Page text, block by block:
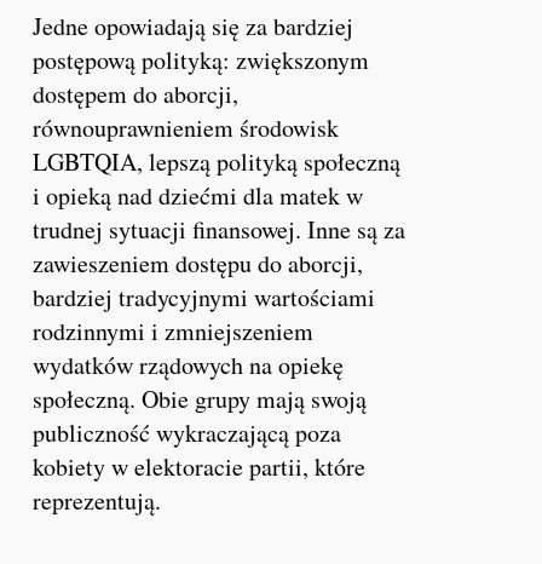
Jedne opowiadają się za bardziej
postępową polityką: zwiększonym
dostępem do aborcji,
równouprawnieniem środowisk
LGBTQIA, lepszą polityką społeczną
i opieką nad dziećmi dla matek w
trudnej sytuacji finansowej. Inne są za
zawieszeniem dostępu do aborcji,
bardziej tradycyjnymi wartościami
rodzinnymi i zmniejszeniem
wydatków rządowych na opiekę
społeczną. Obie grupy mają swoją
publiczność wykraczającą poza
kobiety w elektoracie partii, które
reprezentują.